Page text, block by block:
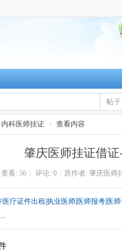
帖子
内科医师挂证 › 查看内容
肇庆医师挂证借
查看: 56 评论: 0 原作者: 肇庆医师
疗证件出租|执业医师|医师报考|医